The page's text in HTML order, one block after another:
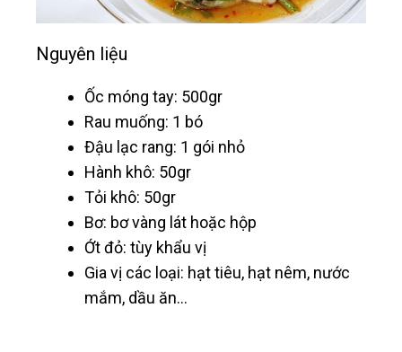
Nguyên liệu
Ốc móng tay: 500gr
Rau muống: 1 bó
Đậu lạc rang: 1 gói nhỏ
Hành khô: 50gr
Tỏi khô: 50gr
Bơ: bơ vàng lát hoặc hộp
Ớt đỏ: tùy khẩu vị
Gia vị các loại: hạt tiêu, hạt nêm, nước
mắm, dầu ăn…